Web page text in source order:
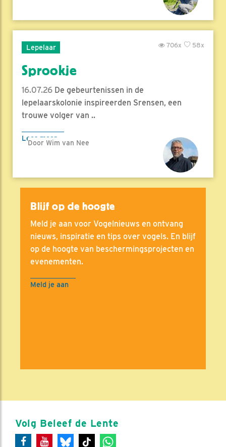
Lepelaar 58x
706x
Sprookje
16.07.26 De gebeurtenissen in de
lepelaarskolonie inspireerden Srensen, een
trouwe volger van ..
Lees meer
Door Wim van Nee
Blijf op de hoogte
Meld je aan voor Vogelnieuws en ontvang
nieuws, inspiratie en tips over vogels. En blijf
op de hoogte van beschermingsprojecten en
evenementen.
Meld je aan
Volg Beleef de Lente